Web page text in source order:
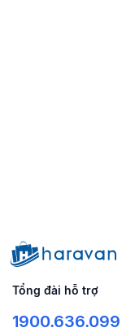
Tổng đài hỗ trợ
1900.636.099